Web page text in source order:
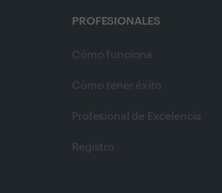
PROFESIONALES
Cómo funciona
Cómo tener éxito
Profesional de Excelencia
Registro